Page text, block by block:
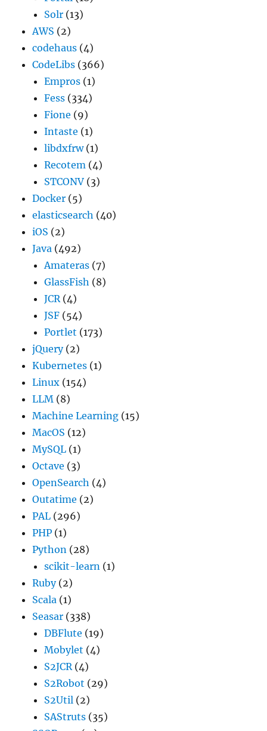
Solr (13)
AWS (2)
codehaus (4)
CodeLibs (366)
Empros (1)
Fess (334)
Fione (9)
Intaste (1)
libdxfrw(1)
Recotem (4)
STCONV (3)
Docker (5)
elasticsearch (40)
iOS (2)
Java (492)
Amateras (7)
GlassFish (8)
JCR(4)
JSF (54)
Portlet (173)
jQuery(2)
Kubernetes (1)
Linux (154)
LLM (8)
Machine Learning (15)
MacOS (12)
MySQL (1)
Octave (3)
OpenSearch (4)
Outatime (2)
PAL (296)
PHP (1)
Python (28)
scikit-learn (1)
Ruby(2)
Scala (1)
Seasar (338)
DBFlute (19)
Mobylet (4)
S2JCR(4)
S2Robot (29)
S2Util (2)
SAStruts (35)